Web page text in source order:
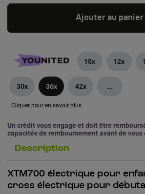
Ajouter au panier
10x 12x
30x 36x 42x ...
Cliquer pour en savoir plus
Un crédit vous engage et doit être
capacités de remboursement avant de vous
Description
XTM700 électrique pour
cross électrique pour